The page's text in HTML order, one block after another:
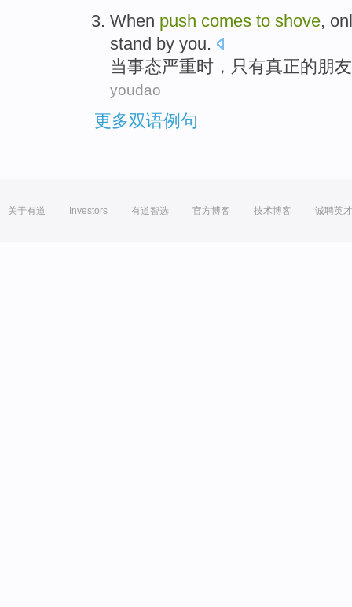
When push comes to shove,
stand by you.
当事态严重时 ， 只有真正的朋友
youdao
更多双语例句
关于有道 Investors 有道智选 官方博客 技术博客 诚聘英才